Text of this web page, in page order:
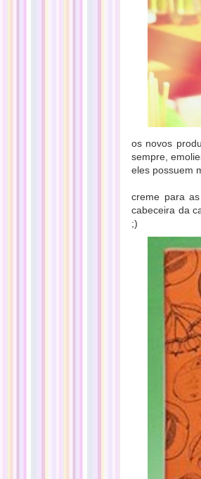
os novos
sempre,
eles possuem
creme para
cabeceira da
;)